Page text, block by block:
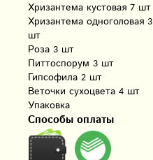
Хризантема кустовая 7 шт
Хризантема одноголовая 3
шт
Роза 3 шт
Питтоспорум 3 шт
Гипсофила 2 шт
Веточки сухоцвета 4 шт
Упаковка
Способы оплаты